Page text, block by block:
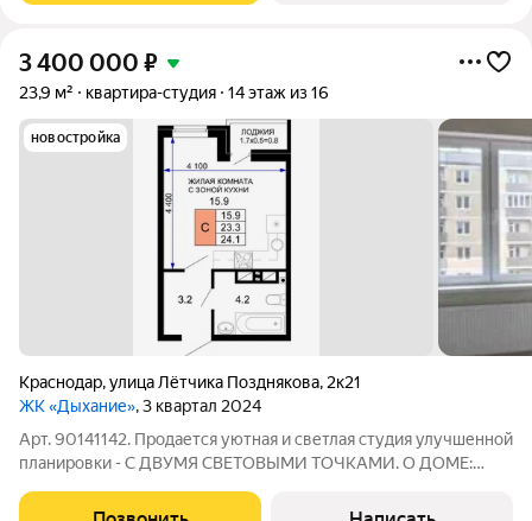
3 400 000 ₽
23,9 м² квартира-студия 14 этаж из 16
новостройка
Краснодар,улица Лётчика Позднякова, 2к21
ЖК «Дыхание», 3 квартал 2024
Арт. 90141142. Пpодаетcя уютная и светлая cтудия улучшенной
планировки - С ДВУМЯ СВЕТОВЫМИ ТОЧКАМИ. О ДОМЕ:
Чистый и современный сквозной подъезд. Пассажирский и